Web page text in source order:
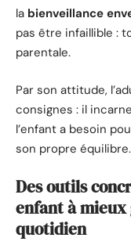
la bienveillance
pas être infaillible :
parentale.
Par son attitude,
consignes : il
l’enfant a besoin
son propre équilibre.
Des outils
enfant à mieux
quotidien